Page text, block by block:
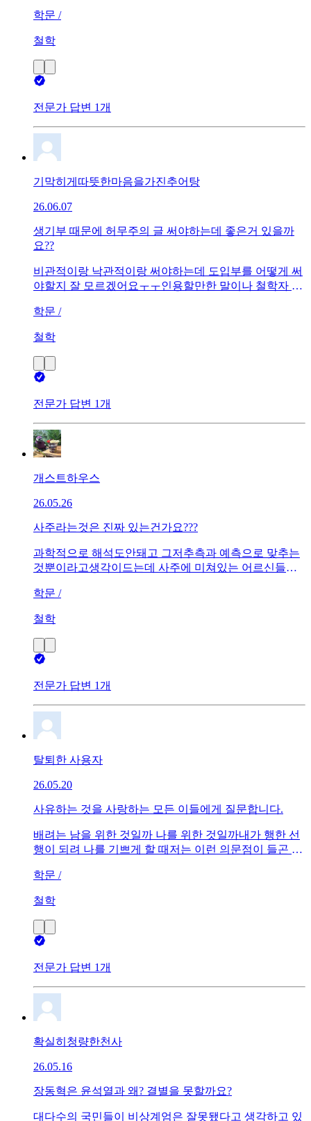
쌉 가능?
학문 /
철학
전문가 답변 1개
기막히게따뜻한마음을가진추어탕
26.06.07
생기부 때문에 허무주의 글 써야하는데 좋은거 있을까
요??
비관적이랑 낙관적이랑 써야하는데 도입부를 어떻게 써
야할지 잘 모르겠어요ㅜㅜ인용할만한 말이나 철학자 있
학문 /
철학
전문가 답변 1개
개스트하우스
26.05.26
사주라는것은 진짜 있는건가요???
과학적으로 해석도안돼고 그저추측과 예측으로 맞추는
것뿐이라고생각이드는데 사주에 미쳐있는 어르신들이
는 미신일까요??
학문 /
철학
전문가 답변 1개
탈퇴한 사용자
26.05.20
사유하는 것을 사랑하는 모든 이들에게 질문합니다.
배려는 남을 위한 것일까 나를 위한 것일까내가 행한 선
행이 되려 나를 기쁘게 할 때저는 이런 의문점이 들곤 합
학문 /
철학
전문가 답변 1개
확실히청량한천사
26.05.16
장동혁은 윤석열과 왜? 결별을 못할까요?
대다수의 국민들이 비상계엄은 잘못됐다고 생각하고 있